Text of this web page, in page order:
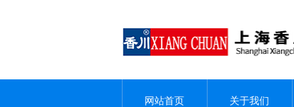
网站首页 关于我们